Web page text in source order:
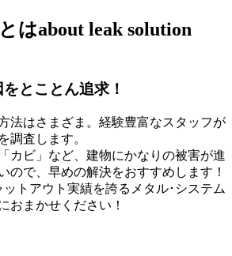
はabout leak solution
とことん追求！
法はさまざま。経験豊富なスタッフが
調査します。
カビ」など、建物にかなりの被害が進
ので、早めの解決をおすすめします！
ットアウト実績を誇るメタル･システム
おまかせください！